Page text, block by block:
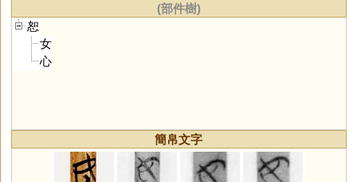
(部件樹)
恕
女
心
簡帛文字